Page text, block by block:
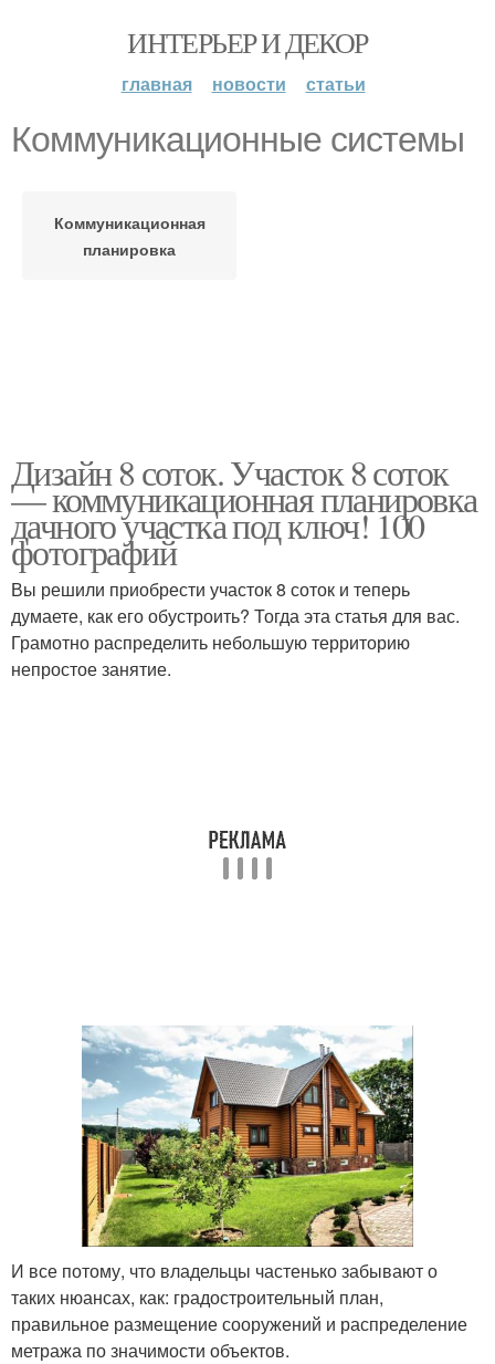
ИНТЕРЬЕР И ДЕКОР
главная новости статьи
Коммуникационные системы
Коммуникационная
планировка
Дизайн 8 соток. Участок 8 соток
— коммуникационная планировка
дачного участка под ключ! 100
фотографий
Вы решили приобрести участок 8 соток и теперь
думаете, как его обустроить? Тогда эта статья для вас.
Грамотно распределить небольшую территорию
непростое занятие.
И все потому, что владельцы частенько забывают о
таких нюансах, как: градостроительный план,
правильное размещение сооружений и распределение
метража по значимости объектов.